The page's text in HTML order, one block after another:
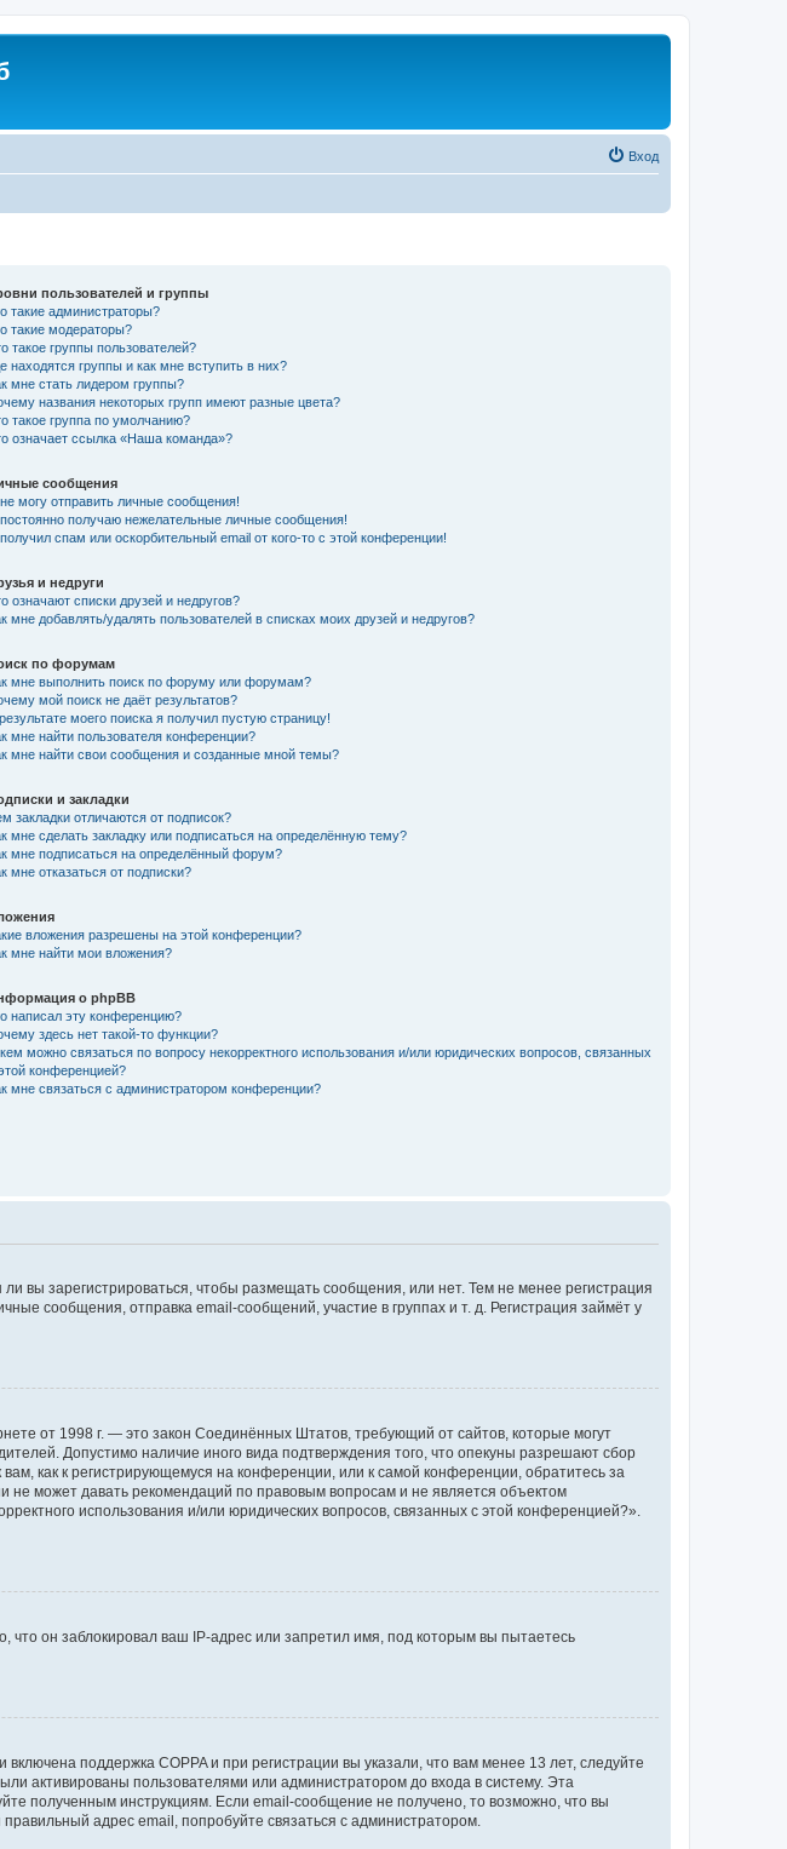
Вход
пользователей и группы
такие администраторы?
такие модераторы?
такое группы пользователей?
находятся группы и как мне вступить в них?
мне стать лидером группы?
названия некоторых групп имеют разные цвета?
такое группа по умолчанию?
означает ссылка «Наша команда»?
сообщения
могу отправить личные сообщения!
получаю нежелательные личные сообщения!
спам или оскорбительный email от кого-то с этой конференции!
и недруги
означают списки друзей и недругов?
мне добавлять/удалять пользователей в списках моих друзей и недругов?
по форумам
мне выполнить поиск по форуму или форумам?
мой поиск не даёт результатов?
моего поиска я получил пустую страницу!
мне найти пользователя конференции?
мне найти свои сообщения и созданные мной темы?
и закладки
закладки отличаются от подписок?
мне сделать закладку или подписаться на определённую тему?
мне подписаться на определённый форум?
мне отказаться от подписки?
вложения разрешены на этой конференции?
мне найти мои вложения?
о phpBB
написал эту конференцию?
здесь нет такой-то функции?
можно связаться по вопросу некорректного использования и/или юридических вопросов, связанных
конференцией?
мне связаться с администратором конференции?
вы зарегистрироваться, чтобы размещать сообщения, или нет. Тем не менее регистрация
сообщения, отправка email-сообщений, участие в группах и т. д. Регистрация займёт у
от 1998 г. — это закон Соединённых Штатов, требующий от сайтов, которые могут
Допустимо наличие иного вида подтверждения того, что опекуны разрешают сбор
как к регистрирующемуся на конференции, или к самой конференции, обратитесь за
может давать рекомендаций по правовым вопросам и не является объектом
использования и/или юридических вопросов, связанных с этой конференцией?».
он заблокировал ваш IP-адрес или запретил имя, под которым вы пытаетесь
поддержка COPPA и при регистрации вы указали, что вам менее 13 лет, следуйте
активированы пользователями или администратором до входа в систему. Эта
полученным инструкциям. Если email-сообщение не получено, то возможно, что вы
адрес email, попробуйте связаться с администратором.